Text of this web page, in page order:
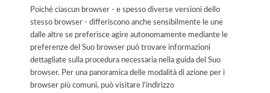
Poiché ciascun browser - e spesso diverse versioni dello
stesso browser - differiscono anche sensibilmente le une
dalle altre se preferisce agire autonomamente mediante le
preferenze del Suo browser può trovare informazioni
dettagliate sulla procedura necessaria nella guida del Suo
browser. Per una panoramica delle modalità di azione per i
browser più comuni, può visitare l'indirizzo